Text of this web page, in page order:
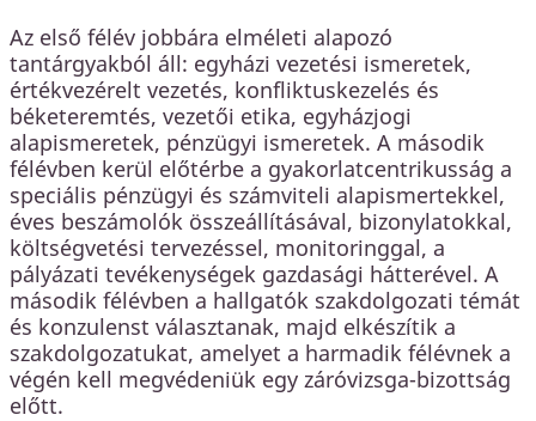
Az első félév jobbára elméleti alapozó
tantárgyakból áll: egyházi vezetési ismeretek,
értékvezérelt vezetés, konfliktuskezelés és
béketeremtés, vezetői etika, egyházjogi
alapismeretek, pénzügyi ismeretek. A második
félévben kerül előtérbe a gyakorlatcentrikusság a
speciális pénzügyi és számviteli alapismertekkel,
éves beszámolók összeállításával, bizonylatokkal,
költségvetési tervezéssel, monitoringgal, a
pályázati tevékenységek gazdasági hátterével. A
második félévben a hallgatók szakdolgozati témát
és konzulenst választanak, majd elkészítik a
szakdolgozatukat, amelyet a harmadik félévnek a
végén kell megvédeniük egy záróvizsga-bizottság
előtt.